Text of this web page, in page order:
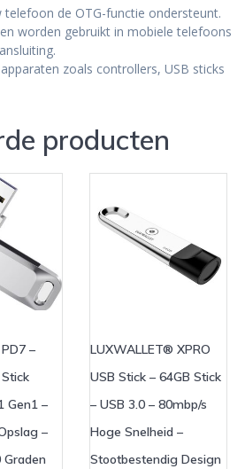
de OTG-functie ondersteunt.
worden gebruikt in mobiele telefoons
zoals controllers, USB sticks
producten
–
Gen1 –
–
Graden
LUXWALLET® XPRO
USB Stick – 64GB Stick
– USB 3.0 – 80mbp/s
Hoge Snelheid –
Stootbestendig Design